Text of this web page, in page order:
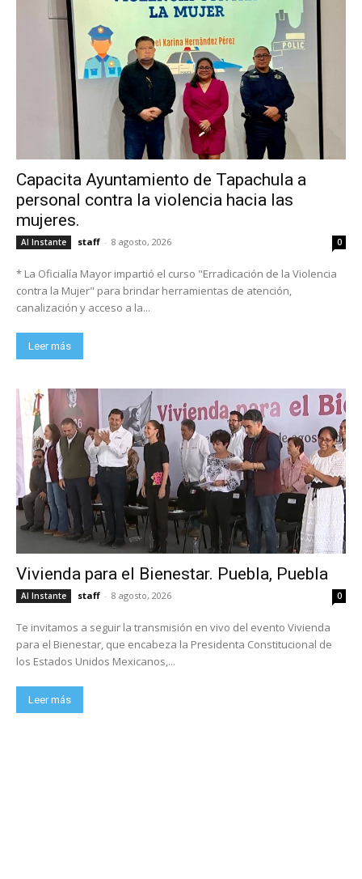
Capacita Ayuntamiento de Tapachula a
personal contra la violencia hacia las
mujeres.
Al Instante staff - 8 agosto, 2026 0
* La Oficialía Mayor impartió el curso "Erradicación de la Violencia
contra la Mujer" para brindar herramientas de atención,
canalización y acceso a la...
Leer más
Vivienda para el Bienestar. Puebla, Puebla
Al Instante staff - 8 agosto, 2026 0
Te invitamos a seguir la transmisión en vivo del evento Vivienda
para el Bienestar, que encabeza la Presidenta Constitucional de
los Estados Unidos Mexicanos,...
Leer más